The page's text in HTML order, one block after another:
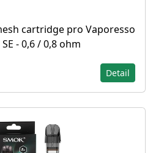
cartridge pro Vaporesso
- 0,6 / 0,8 ohm
Detail